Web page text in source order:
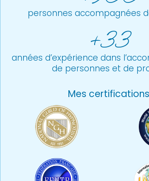
personnes accompagnées
+33
années d’expérience dans
de personnes et de
Mes certifications